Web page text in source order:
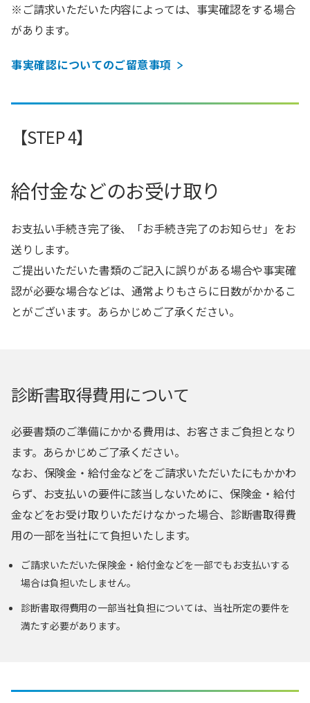
※ご請求いただいた内容によっては、事実確認をする場合
があります。
事実確認についてのご留意事項
【STEP 4】
給付金などのお受け取り
お支払い手続き完了後、「お手続き完了のお知らせ」をお
送りします。
ご提出いただいた書類のご記入に誤りがある場合や事実確
認が必要な場合などは、通常よりもさらに日数がかかるこ
とがございます。あらかじめご了承ください。
診断書取得費用について
必要書類のご準備にかかる費用は、お客さまご負担となり
ます。あらかじめご了承ください。
なお、保険金・給付金などをご請求いただいたにもかかわ
らず、お支払いの要件に該当しないために、保険金・給付
金などをお受け取りいただけなかった場合、診断書取得費
用の一部を当社にて負担いたします。
ご請求いただいた保険金・給付金などを一部でもお支払いする
場合は負担いたしません。
診断書取得費用の一部当社負担については、当社所定の要件を
満たす必要があります。